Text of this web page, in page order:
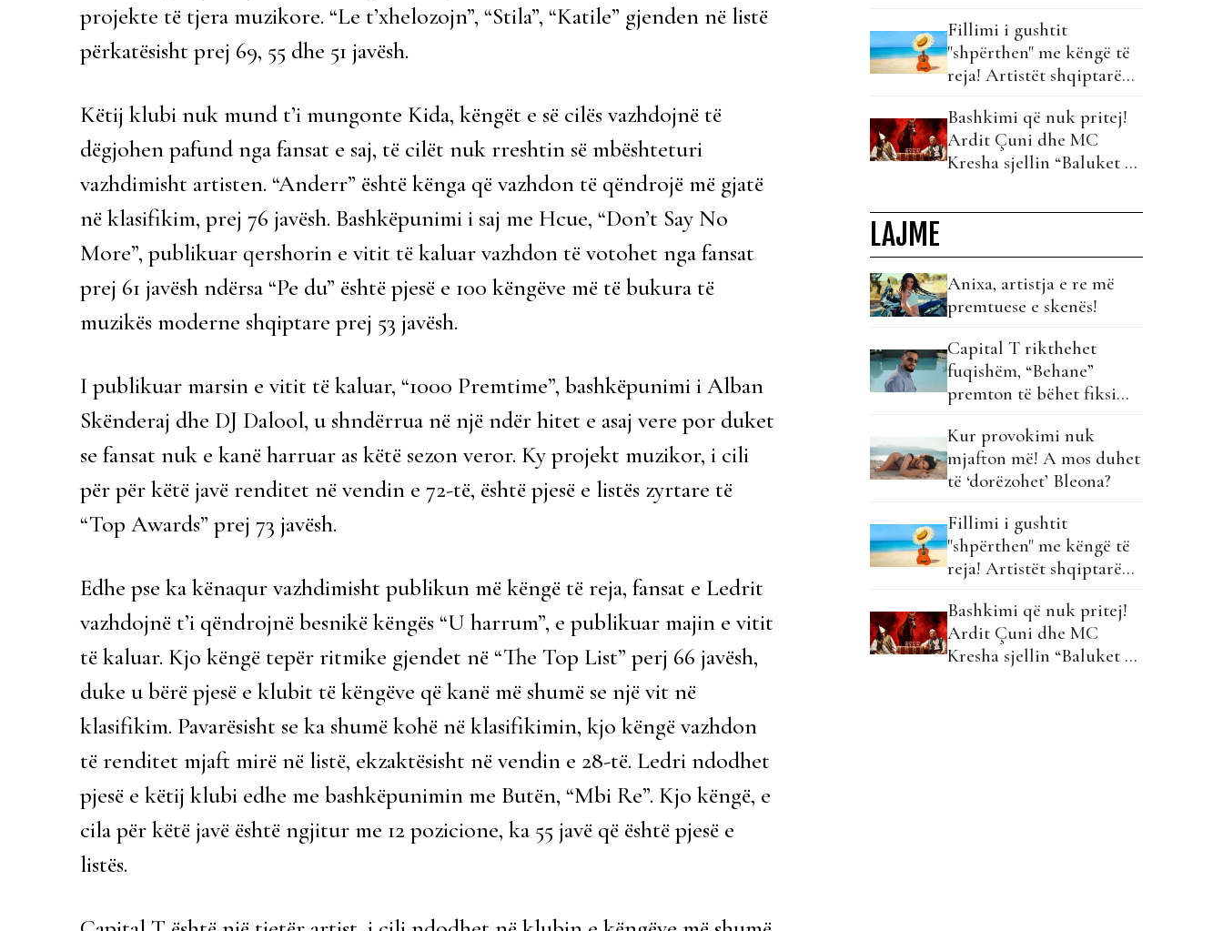
projekte të tjera muzikore. “Le t’xhelozojn”, “Stila”, “Katile” gjenden në listë
përkatësisht prej 69, 55 dhe 51 javësh.
Këtij klubi nuk mund t’i mungonte Kida, këngët e së cilës vazhdojnë të
dëgjohen pafund nga fansat e saj, të cilët nuk rreshtin së mbështeturi
vazhdimisht artisten. “Anderr” është kënga që vazhdon të qëndrojë më gjatë
në klasifikim, prej 76 javësh. Bashkëpunimi i saj me Hcue, “Don’t Say No
More”, publikuar qershorin e vitit të kaluar vazhdon të votohet nga fansat
prej 61 javësh ndërsa “Pe du” është pjesë e 100 këngëve më të bukura të
muzikës moderne shqiptare prej 53 javësh.
I publikuar marsin e vitit të kaluar, “1000 Premtime”, bashkëpunimi i Alban
Skënderaj dhe DJ Dalool, u shndërrua në një ndër hitet e asaj vere por duket
se fansat nuk e kanë harruar as këtë sezon veror. Ky projekt muzikor, i cili
për për këtë javë renditet në vendin e 72-të, është pjesë e listës zyrtare të
“Top Awards” prej 73 javësh.
Edhe pse ka kënaqur vazhdimisht publikun më këngë të reja, fansat e Ledrit
vazhdojnë t’i qëndrojnë besnikë këngës “U harrum”, e publikuar majin e vitit
të kaluar. Kjo këngë tepër ritmike gjendet në “The Top List” perj 66 javësh,
duke u bërë pjesë e klubit të këngëve që kanë më shumë se një vit në
klasifikim. Pavarësisht se ka shumë kohë në klasifikimin, kjo këngë vazhdon
të renditet mjaft mirë në listë, ekzaktësisht në vendin e 28-të. Ledri ndodhet
pjesë e këtij klubi edhe me bashkëpunimin me Butën, “Mbi Re”. Kjo këngë, e
cila për këtë javë është ngjitur me 12 pozicione, ka 55 javë që është pjesë e
listës.
Fillimi i gushtit
"shpërthen" me këngë të
reja! Artistët shqiptarë
verës!
Bashkimi që nuk pritej!
Ardit Çuni dhe MC
Kresha sjellin “Baluket e
LAJME
Anixa, artistja e re më
premtuese e skenës!
Capital T rikthehet
fuqishëm, “Behane”
premton të bëhet fiksimi
Kur provokimi nuk
mjafton më! A mos duhet
të ‘dorëzohet’ Bleona?
Fillimi i gushtit
"shpërthen" me këngë të
reja! Artistët shqiptarë
verës!
Bashkimi që nuk pritej!
Ardit Çuni dhe MC
Kresha sjellin “Baluket e